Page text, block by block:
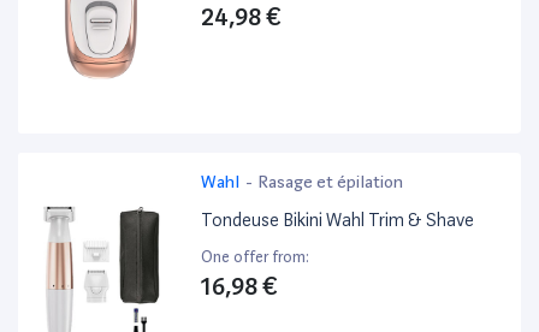
24,98 €
Wahl - Rasage et épilation
Tondeuse Bikini Wahl Trim & Shave
One offer from:
16,98 €